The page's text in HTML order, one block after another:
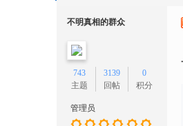
不明真相的群众
743
主题
3139
回帖
0
积分
管理员